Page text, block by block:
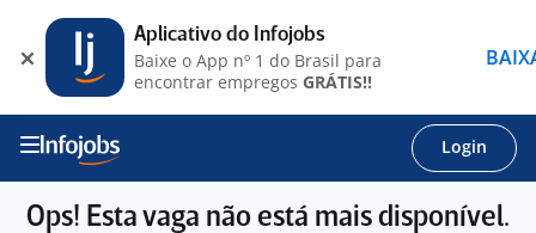
Login
Ops! Esta vaga não está mais disponível.
Aplicativo do Infojobs
Baixe o App nº 1 do Brasil para
encontrar empregos GRÁTIS!!